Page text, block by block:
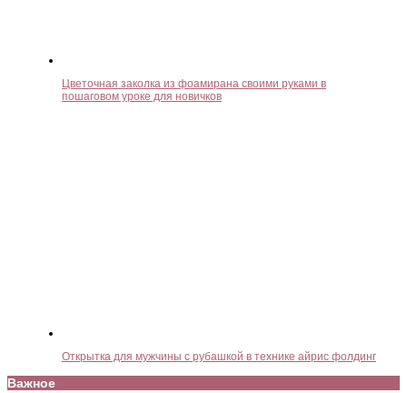
Цветочная заколка из фоамирана своими руками в
пошаговом уроке для новичков
Открытка для мужчины с рубашкой в технике айрис фолдинг
Важное